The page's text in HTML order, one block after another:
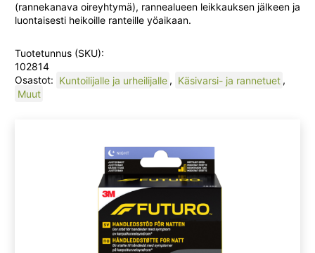
kpl
määrä
(rannekanava oireyhtymä), rannealueen leikkauksen jälkeen ja
luontaisesti heikoille ranteille yöaikaan.
Tuotetunnus (SKU):
102814
Osastot: Kuntoilijalle ja urheilijalle , Käsivarsi- ja rannetuet ,
Muut